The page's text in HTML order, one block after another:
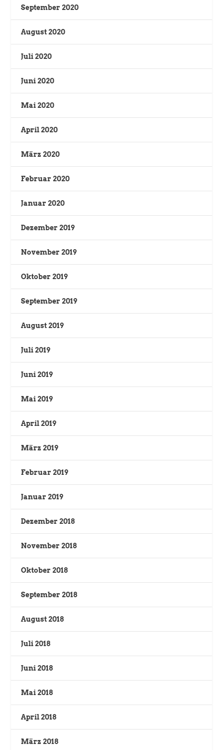
September 2020
August 2020
Juli 2020
Juni 2020
Mai 2020
April 2020
März 2020
Februar 2020
Januar 2020
Dezember 2019
November 2019
Oktober 2019
September 2019
August 2019
Juli 2019
Juni 2019
Mai 2019
April 2019
März 2019
Februar 2019
Januar 2019
Dezember 2018
November 2018
Oktober 2018
September 2018
August 2018
Juli 2018
Juni 2018
Mai 2018
April 2018
März 2018